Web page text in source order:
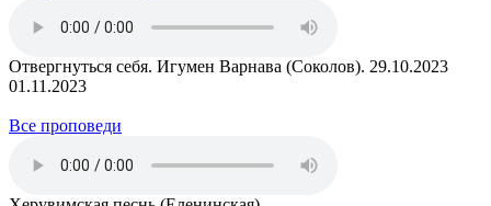
Отвергнуться себя. Игумен Варнава (Соколов). 29.10.2023
01.11.2023
Все проповеди